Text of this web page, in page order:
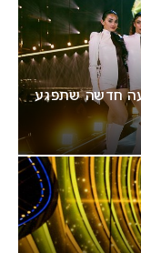
הצבעה חדשה שתפגע